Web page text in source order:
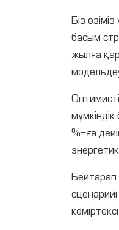
Біз
басым
жылға
%-ға
Бейтарап